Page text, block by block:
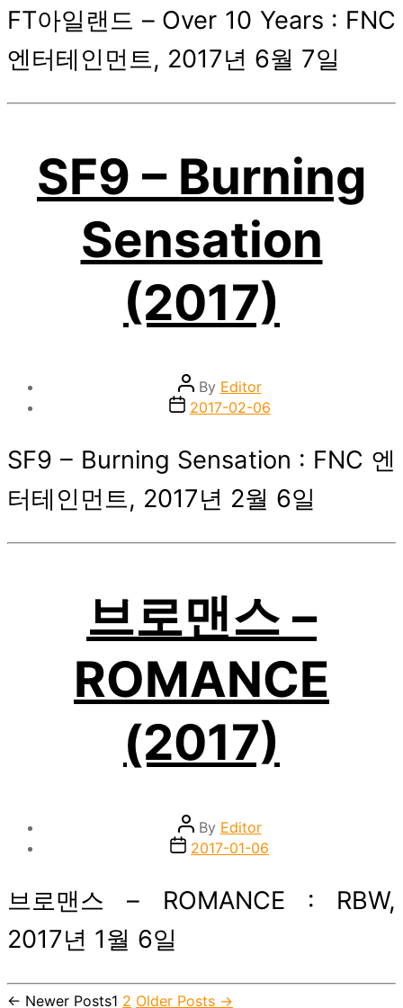
FT아일랜드 – Over 10 Years : FNC
엔터테인먼트, 2017년 6월 7일
SF9 – Burning
Sensation
(2017)
Post
author
By Editor
Post2017-02-06
SF9 – Burning Sensation : FNC 엔
터테인먼트, 2017년 2월 6일
브로맨스 –
ROMANCE
(2017)
Post
author
By Editor
Post2017-01-06
브로맨스 – ROMANCE : RBW,
2017년 1월 6일
← Newer Posts1 2 Older Posts →